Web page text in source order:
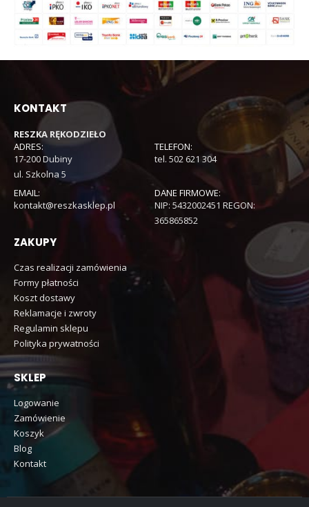
KONTAKT
RESZKA RĘKODZIEŁO
ADRES:
17-200 Dubiny
ul. Szkolna 5
TELEFON:
tel. 502 621 304
EMAIL:
kontakt@reszkasklep.pl
DANE FIRMOWE:
NIP: 5432002451 REGON:
365865852
ZAKUPY
Czas realizacji zamówienia
Formy płatności
Koszt dostawy
Reklamacje i zwroty
Regulamin sklepu
Polityka prywatności
SKLEP
Logowanie
Zamówienie
Koszyk
Blog
Kontakt